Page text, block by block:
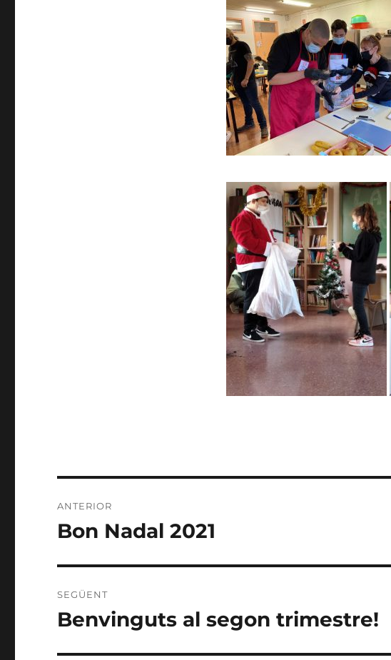
d'entrades
ANTERIOR
Entrada
Bon Nadal 2021
SEGÜENT
Entrada
Benvinguts al segon trimestre!